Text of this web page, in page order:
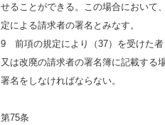
せることができる。この場合において
定による請求者の署名とみなす。
9 前項の規定により（37）を受けた者
又は改廃の請求者の署名簿に記載する
署名をしなければならない。
第75条